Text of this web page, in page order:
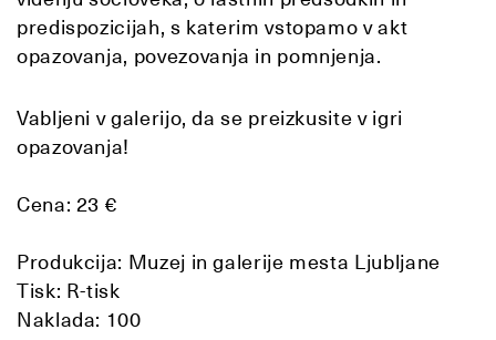
predispozicijah, s katerim vstopamo v akt
opazovanja, povezovanja in pomnjenja.
Vabljeni v galerijo, da se preizkusite v igri
opazovanja!
Cena: 23 €
Produkcija: Muzej in galerije mesta Ljubljane
Tisk: R-tisk
Naklada: 100